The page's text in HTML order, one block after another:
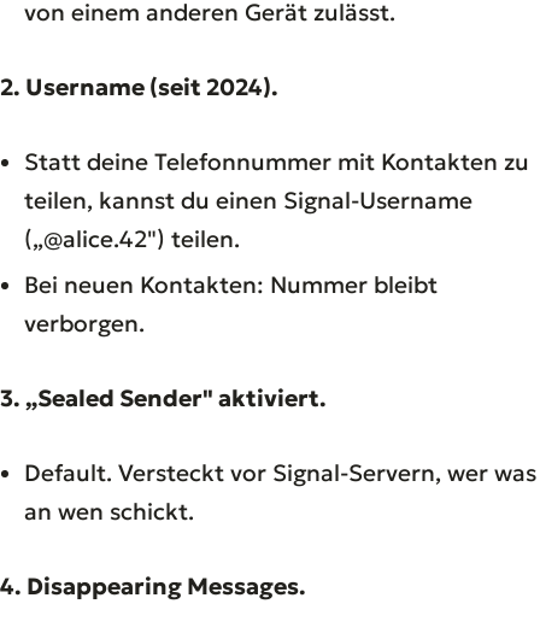
von einem anderen Gerät zulässt.
2. Username (seit 2024).
Statt deine Telefonnummer mit Kontakten zu
teilen, kannst du einen Signal-Username
(„@alice.42") teilen.
Bei neuen Kontakten: Nummer bleibt
verborgen.
3. „Sealed Sender" aktiviert.
Default. Versteckt vor Signal-Servern, wer was
an wen schickt.
4. Disappearing Messages.